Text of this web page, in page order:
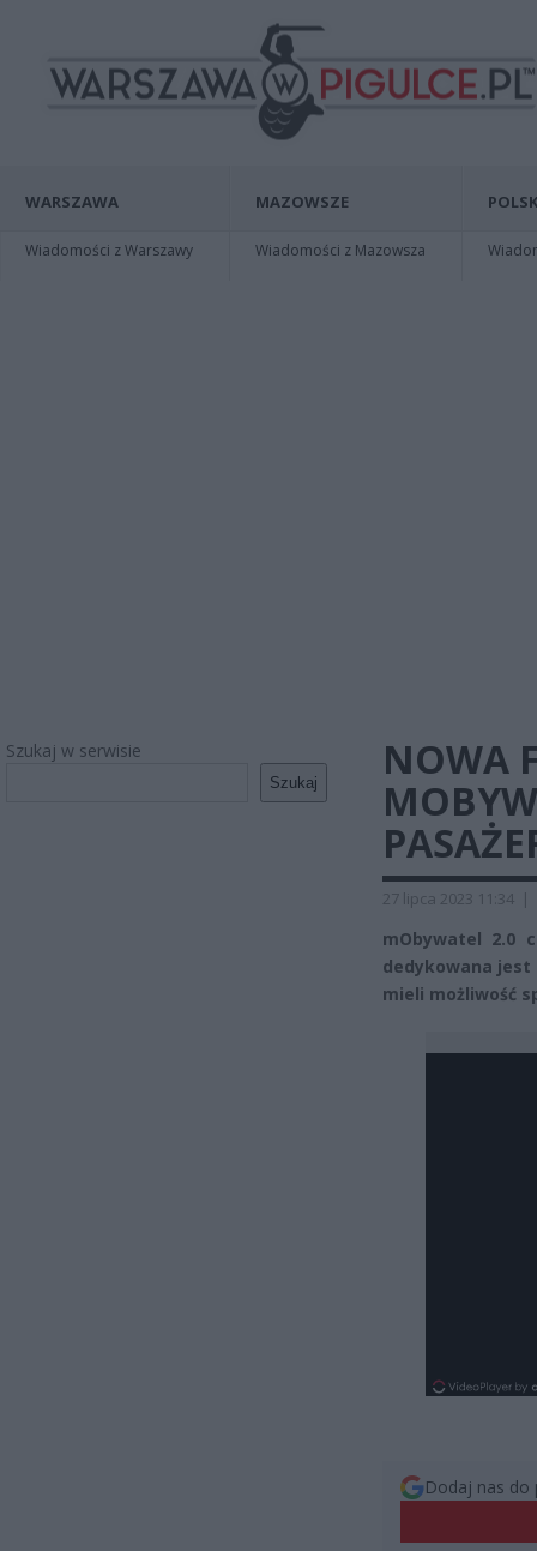
WARSZAWA
Wiadomości z Warszawy
MAZOWSZE
Wiadomości z Mazowsza
Szukaj w serwisie
Szukaj
NOWA
27 lipca 2023 11:34 |
mObywatel 2.0
dedykowana jest
mieli możliwość
Dodaj nas do